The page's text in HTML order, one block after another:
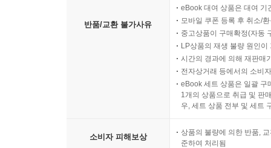
반품/교환 불가사유
eBook 대여 상품은 대여 기
모바일 쿠폰 등록 후 취소/
중고상품이 구매확정(자동
LP상품의 재생 불량 원인
시간의 경과에 의해 재판매
전자상거래 등에서의 소비
eBook 세트 상품은 일괄 구
1개의 상품으로 취급 및 판
우, 세트 상품 전부 및 세트
소비자 피해보상
상품의 불량에 의한 반품,
준하여 처리됨